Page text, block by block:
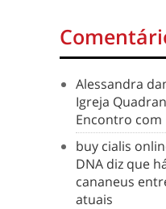
Alessandra
Igreja
Encontro com
buy cialis
DNA diz que
cananeus
atuais